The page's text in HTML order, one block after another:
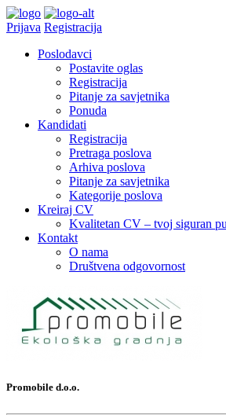
Prijava Registracija
Poslodavci
Postavite oglas
Registracija
Pitanje za savjetnika
Ponuda
Kandidati
Registracija
Pretraga poslova
Arhiva poslova
Pitanje za savjetnika
Kategorije poslova
Kreiraj CV
Kvalitetan CV – tvoj siguran
Kontakt
O nama
Društvena odgovornost
Promobile d.o.o.